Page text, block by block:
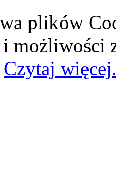
plików
możliwości
Czytaj